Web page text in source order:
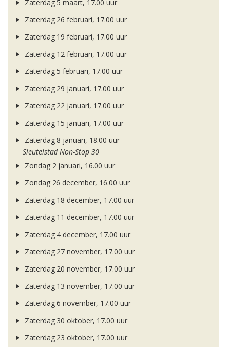
Zaterdag 5 maart, 17.00 uur
Zaterdag 26 februari, 17.00 uur
Zaterdag 19 februari, 17.00 uur
Zaterdag 12 februari, 17.00 uur
Zaterdag 5 februari, 17.00 uur
Zaterdag 29 januari, 17.00 uur
Zaterdag 22 januari, 17.00 uur
Zaterdag 15 januari, 17.00 uur
Zaterdag 8 januari, 18.00 uur
Sleutelstad Non-Stop 30
Zondag 2 januari, 16.00 uur
Zondag 26 december, 16.00 uur
Zaterdag 18 december, 17.00 uur
Zaterdag 11 december, 17.00 uur
Zaterdag 4 december, 17.00 uur
Zaterdag 27 november, 17.00 uur
Zaterdag 20 november, 17.00 uur
Zaterdag 13 november, 17.00 uur
Zaterdag 6 november, 17.00 uur
Zaterdag 30 oktober, 17.00 uur
Zaterdag 23 oktober, 17.00 uur